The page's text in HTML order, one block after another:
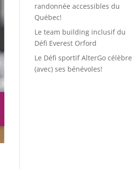
randonnée accessibles du
Québec!
Le team building inclusif du
Défi Everest Orford
Le Défi sportif AlterGo célèbre
(avec) ses bénévoles!